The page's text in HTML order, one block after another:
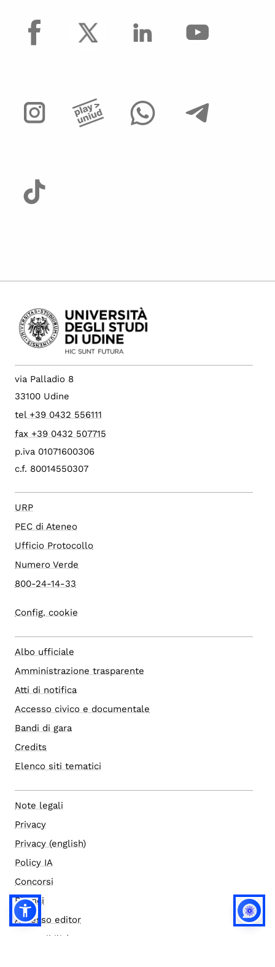
facebook
via Palladio 8
33100 Udine
tel +39 0432 556111
fax +39 0432 507715
p.iva 01071600306
c.f. 80014550307
URP
PEC di Ateneo
Ufficio Protocollo
Numero Verde
800-24-14-33
Config. cookie
Albo ufficiale
Amministrazione trasparente
Atti di notifica
Accesso civico e documentale
Bandi di gara
Credits
Elenco siti tematici
Note legali
Privacy
Privacy (english)
Policy IA
Concorsi
Bilanci
Accesso editor
Accessibilità